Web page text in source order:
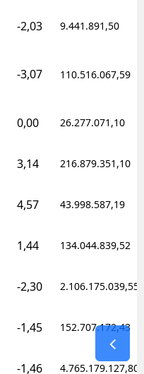
-2,03 9.441.891,50
-3,07 110.516.067,59
0,00 26.277.071,10
3,14 216.879.351,10
4,57 43.998.587,19
1,44 134.044.839,52
-2,30 2.106.175.039,55
-1,45 152.707.172,43
-1,46 4.765.179.127,80